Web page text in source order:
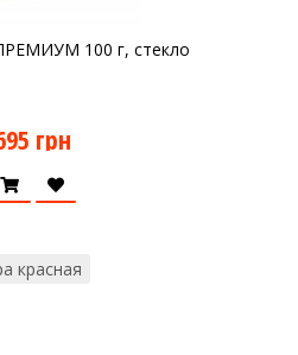
100 г, стекло
грн
красная